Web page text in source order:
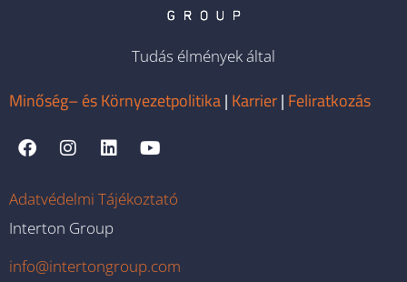
Tudás élmények által
Minőség– és Környezetpolitika| Karrier| Feliratkozás
Adatvédelmi Tájékoztató
Interton Group
info@intertongroup.com